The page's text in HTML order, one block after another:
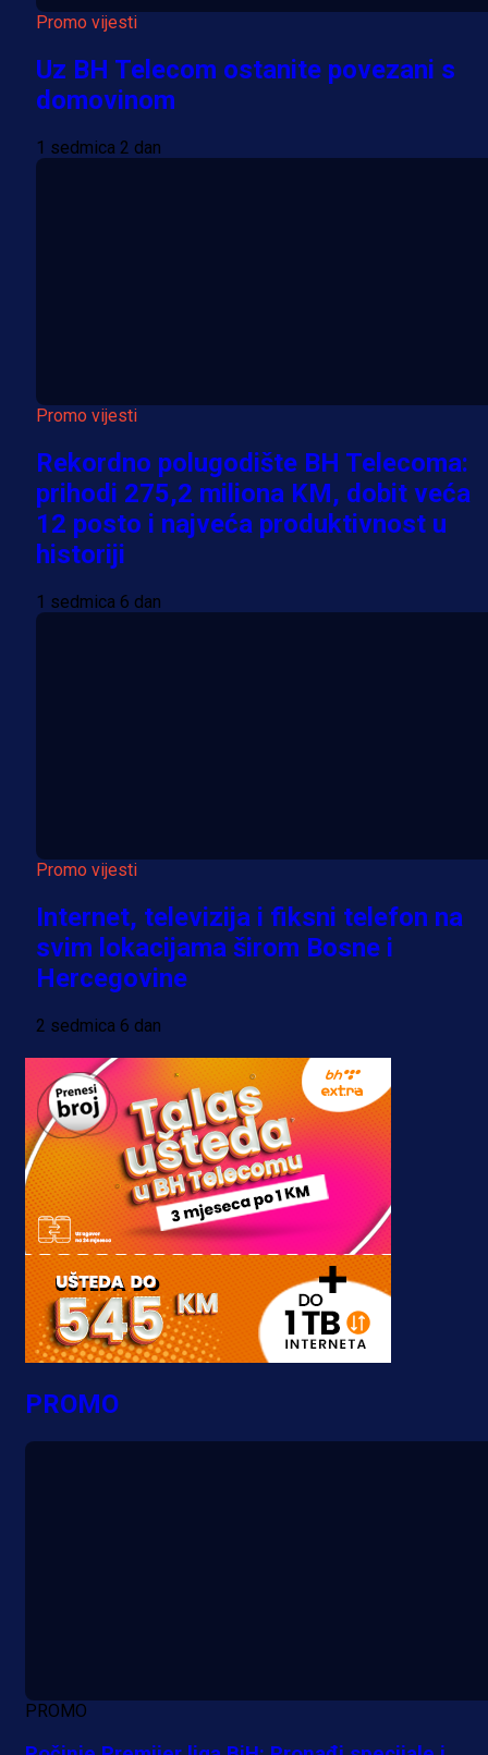
Promo vijesti
Uz BH Telecom ostanite povezani s
domovinom
1 sedmica 2 dan
Promo vijesti
Rekordno polugodište BH Telecoma:
prihodi 275,2 miliona KM, dobit veća
12 posto i najveća produktivnost u
historiji
1 sedmica 6 dan
Promo vijesti
Internet, televizija i fiksni telefon na
svim lokacijama širom Bosne i
Hercegovine
2 sedmica 6 dan
PROMO
PROMO